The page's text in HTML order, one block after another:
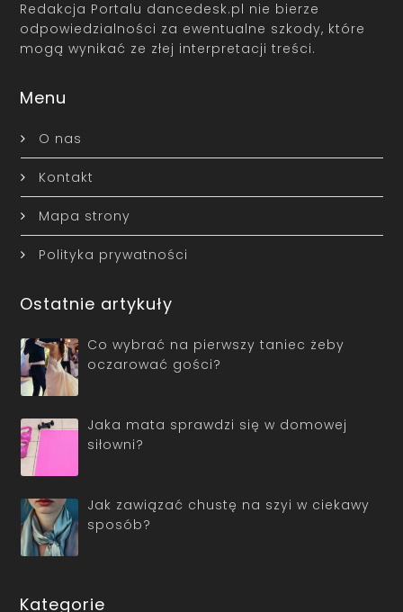
Redakcja Portalu dancedesk.pl nie bierze
odpowiedzialności za ewentualne szkody, które
mogą wynikać ze złej interpretacji treści.
Menu
O nas
Kontakt
Mapa strony
Polityka prywatności
Ostatnie artykuły
Co wybrać na pierwszy taniec żeby
oczarować gości?
Jaka mata sprawdzi się w domowej
siłowni?
Jak zawiązać chustę na szyi w ciekawy
sposób?
Kategorie